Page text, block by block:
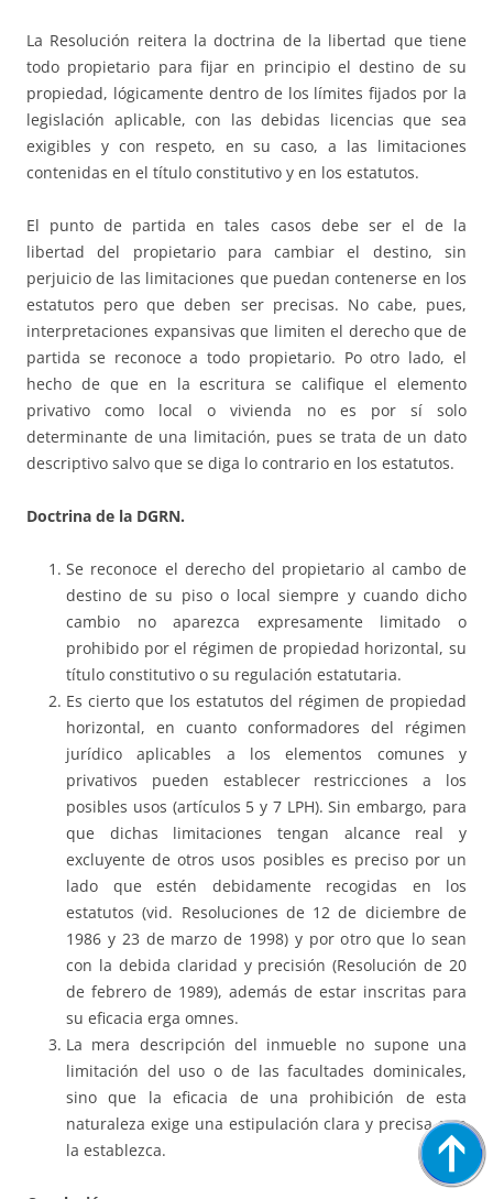
La Resolución reitera la doctrina de la libertad que tiene
todo propietario para fijar en principio el destino de su
propiedad, lógicamente dentro de los límites fijados por la
legislación aplicable, con las debidas licencias que sea
exigibles y con respeto, en su caso, a las limitaciones
contenidas en el título constitutivo y en los estatutos.
El punto de partida en tales casos debe ser el de la
libertad del propietario para cambiar el destino, sin
perjuicio de las limitaciones que puedan contenerse en los
estatutos pero que deben ser precisas. No cabe, pues,
interpretaciones expansivas que limiten el derecho que de
partida se reconoce a todo propietario. Po otro lado, el
hecho de que en la escritura se califique el elemento
privativo como local o vivienda no es por sí solo
determinante de una limitación, pues se trata de un dato
descriptivo salvo que se diga lo contrario en los estatutos.
Doctrina de la DGRN.
Se reconoce el derecho del propietario al cambo de
destino de su piso o local siempre y cuando dicho
cambio no aparezca expresamente limitado o
prohibido por el régimen de propiedad horizontal, su
título constitutivo o su regulación estatutaria.
Es cierto que los estatutos del régimen de propiedad
horizontal, en cuanto conformadores del régimen
jurídico aplicables a los elementos comunes y
privativos pueden establecer restricciones a los
posibles usos (artículos 5 y 7 LPH). Sin embargo, para
que dichas limitaciones tengan alcance real y
excluyente de otros usos posibles es preciso por un
lado que estén debidamente recogidas en los
estatutos (vid. Resoluciones de 12 de diciembre de
1986 y 23 de marzo de 1998) y por otro que lo sean
con la debida claridad y precisión (Resolución de 20
de febrero de 1989), además de estar inscritas para
su eficacia erga omnes.
La mera descripción del inmueble no supone una
limitación del uso o de las facultades dominicales,
sino que la eficacia de una prohibición de esta
naturaleza exige una estipulación clara y precisa que
la establezca.